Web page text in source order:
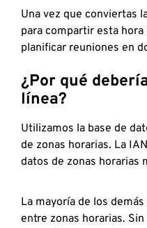
Una vez que conviertas
para compartir esta
planificar reuniones en
¿Por qué
línea?
Utilizamos la base de
de zonas horarias. La
datos de zonas horarias
La mayoría de los
entre zonas horarias.